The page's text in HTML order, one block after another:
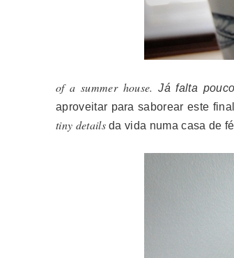
of a summer house.Já falta
aproveitar para saborear este
tiny detailsda vida numa casa de